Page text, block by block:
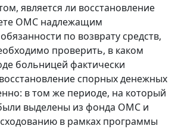
является ли восстановление
ОМС надлежащим
по возврату средств,
проверить, в каком
больницей фактически
спорных денежных
в том же периоде, на который
выделены из фонда ОМС и
в рамках программы